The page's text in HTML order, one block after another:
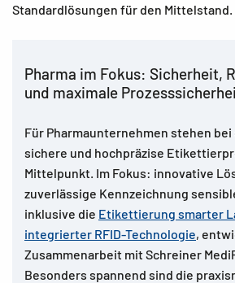
Standardlösungen für den Mittelstand.
Pharma im Fokus: Sicherheit,
und maximale
Für Pharmaunternehmen stehen bei
sichere und hochpräzise
Mittelpunkt. Im Fokus: innovative
zuverlässige Kennzeichnung
inklusive die Etikettierung smarter
integrierter RFID-Technologie,
Zusammenarbeit mit Schreiner
Besonders spannend sind die